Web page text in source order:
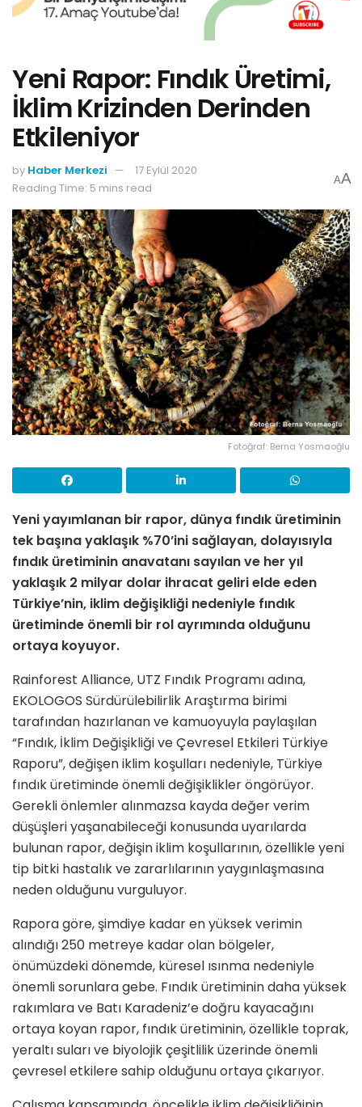
Yeni Rapor: Fındık Üretimi,
İklim Krizinden Derinden
Etkileniyor
by Haber Merkezi
17 Eylül 2020
Reading Time: 5 mins read
AA
Fotoğraf: Berna Yosmaoğlu
Yeni yayımlanan bir rapor, dünya fındık üretiminin
tek başına yaklaşık %70’ini sağlayan, dolayısıyla
fındık üretiminin anavatanı sayılan ve her yıl
yaklaşık 2 milyar dolar ihracat geliri elde eden
Türkiye’nin, iklim değişikliği nedeniyle fındık
üretiminde önemli bir rol ayrımında olduğunu
ortaya koyuyor.
Rainforest Alliance, UTZ Fındık Programı adına,
EKOLOGOS Sürdürülebilirlik Araştırma birimi
tarafından hazırlanan ve kamuoyuyla paylaşılan
“Fındık, İklim Değişikliği ve Çevresel Etkileri Türkiye
Raporu”, değişen iklim koşulları nedeniyle, Türkiye
fındık üretiminde önemli değişiklikler öngörüyor.
Gerekli önlemler alınmazsa kayda değer verim
düşüşleri yaşanabileceği konusunda uyarılarda
bulunan rapor, değişin iklim koşullarının, özellikle yeni
tip bitki hastalık ve zararlılarının yaygınlaşmasına
neden olduğunu vurguluyor.
Rapora göre, şimdiye kadar en yüksek verimin
alındığı 250 metreye kadar olan bölgeler,
önümüzdeki dönemde, küresel ısınma nedeniyle
önemli sorunlara gebe. Fındık üretiminin daha yüksek
rakımlara ve Batı Karadeniz’e doğru kayacağını
ortaya koyan rapor, fındık üretiminin, özellikle toprak,
yeraltı suları ve biyolojik çeşitlilik üzerinde önemli
çevresel etkilere sahip olduğunu ortaya çıkarıyor.